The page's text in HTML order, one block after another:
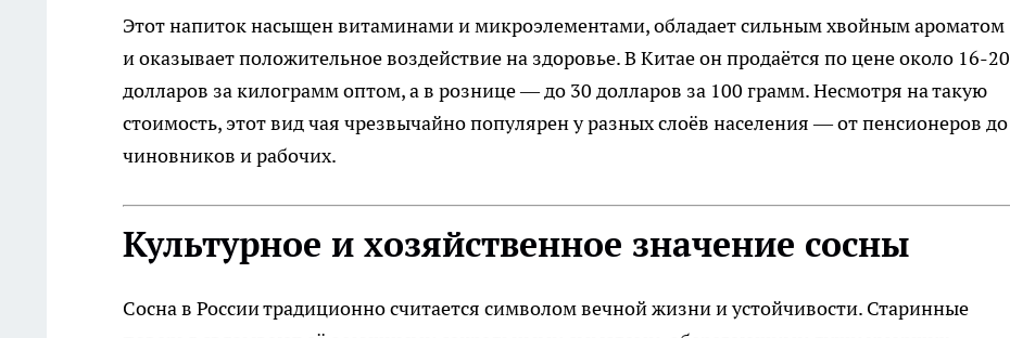
Этот напиток насыщен витаминами и микроэлементами, обладает сильным хвойным ароматом
и оказывает положительное воздействие на здоровье. В Китае он продаётся по цене около 16-20
долларов за килограмм оптом, а в рознице — до 30 долларов за 100 грамм. Несмотря на такую
стоимость, этот вид чая чрезвычайно популярен у разных слоёв населения — от пенсионеров до
чиновников и рабочих.​
Культурное и хозяйственное значение сосны
Сосна в России традиционно считается символом вечной жизни и устойчивости. Старинные